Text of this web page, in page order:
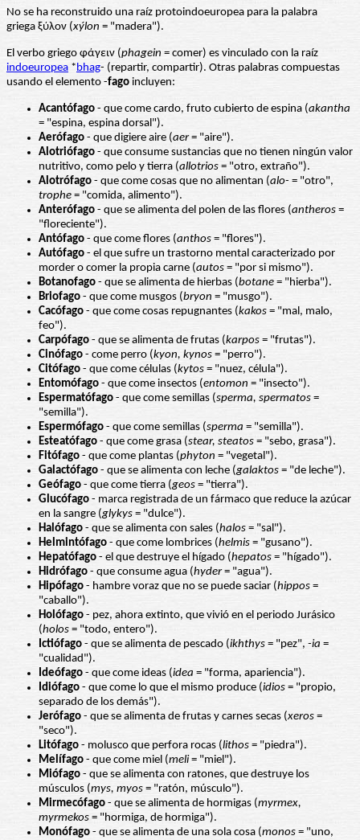
No se ha reconstruido una raíz protoindoeuropea para la palabra
griega ξύλον (xýlon = "madera").
El verbo griego φάγειν (phagein = comer) es vinculado con la raíz
indoeuropea *bhag- (repartir, compartir). Otras palabras compuestas
usando el elemento -fago incluyen:
Acantófago - que come cardo, fruto cubierto de espina (akantha
= "espina, espina dorsal").
Aerófago - que digiere aire (aer= "aire").
Alotriófago - que consume sustancias que no tienen ningún valor
nutritivo, como pelo y tierra (allotrios = "otro, extraño").
Alotrófago - que come cosas que no alimentan (alo- = "otro",
trophe = "comida, alimento").
Anterófago - que se alimenta del polen de las flores (antheros =
"floreciente").
Antófago - que come flores (anthos = "flores").
Autófago - el que sufre un trastorno mental caracterizado por
morder o comer la propia carne (autos = "por si mismo").
Botanofago - que se alimenta de hierbas (botane = "hierba").
Briofago - que come musgos (bryon = "musgo").
Cacófago - que come cosas repugnantes (kakos = "mal, malo,
feo").
Carpófago - que se alimenta de frutas (karpos = "frutas").
Cinófago - come perro (kyon, kynos = "perro").
Citófago - que come células (kytos = "nuez, célula").
Entomófago - que come insectos (entomon = "insecto").
Espermatófago - que come semillas (sperma, spermatos =
"semilla").
Espermófago - que come semillas (sperma = "semilla").
Esteatófago - que come grasa (stear, steatos = "sebo, grasa").
Fitófago - que come plantas (phyton = "vegetal").
Galactófago - que se alimenta con leche (galaktos = "de leche").
Geófago - que come tierra (geos = "tierra").
Glucófago - marca registrada de un fármaco que reduce la azúcar
en la sangre (glykys = "dulce").
Halófago - que se alimenta con sales (halos = "sal").
Helmintófago - que come lombrices (helmis = "gusano").
Hepatófago - el que destruye el hígado (hepatos = "hígado").
Hidrófago - que consume agua (hyder= "agua").
Hipófago - hambre voraz que no se puede saciar (hippos =
"caballo").
Holófago - pez, ahora extinto, que vivió en el periodo Jurásico
(holos = "todo, entero").
Ictiófago - que se alimenta de pescado (ikhthys = "pez", -ia =
"cualidad").
Ideófago - que come ideas (idea = "forma, apariencia").
Idiófago - que come lo que el mismo produce (idios = "propio,
separado de los demás").
Jerófago - que se alimenta de frutas y carnes secas (xeros =
"seco").
Litófago - molusco que perfora rocas (lithos = "piedra").
Melífago - que come miel (meli= "miel").
Miófago - que se alimenta con ratones, que destruye los
músculos (mys, myos = "ratón, músculo").
Mirmecófago - que se alimenta de hormigas (myrmex,
myrmekos = "hormiga, de hormiga").
Monófago - que se alimenta de una sola cosa (monos = "uno,